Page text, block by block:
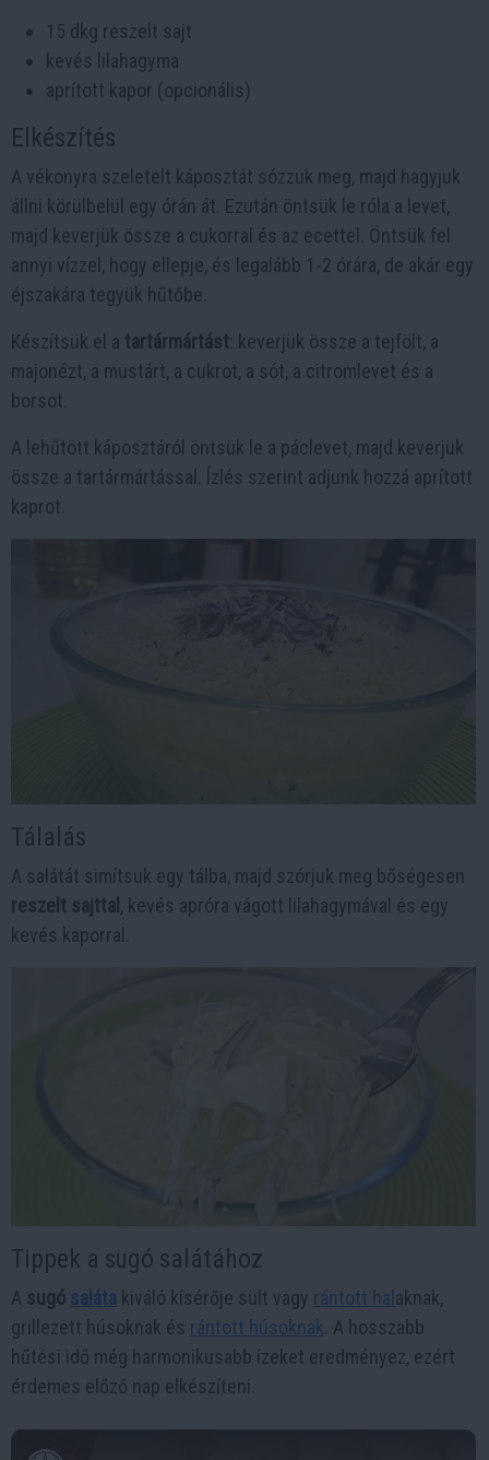
15 dkg reszelt sajt
kevés lilahagyma
aprított kapor (opcionális)
Elkészítés
A vékonyra szeletelt káposztát sózzuk meg, majd hagyjuk
állni körülbelül egy órán át. Ezután öntsük le róla a levet,
majd keverjük össze a cukorral és az ecettel. Öntsük fel
annyi vízzel, hogy ellepje, és legalább 1-2 órára, de akár egy
éjszakára tegyük hűtőbe.
Készítsük el a tartármártást : keverjük össze a tejfölt, a
majonézt, a mustárt, a cukrot, a sót, a citromlevet és a
borsot.
A lehűtött káposztáról öntsük le a páclevet, majd keverjük
össze a tartármártással. Ízlés szerint adjunk hozzá aprított
kaprot.
Tálalás
A salátát simítsuk egy tálba, majd szórjuk meg bőségesen
reszelt sajttal , kevés apróra vágott lilahagymával és egy
kevés kaporral.
Tippek a sugó salátához
A sugó saláta kiváló kísérője sült vagy rántott hal aknak,
grillezett húsoknak és rántott húsoknak . A hosszabb
hűtési idő még harmonikusabb ízeket eredményez, ezért
érdemes előző nap elkészíteni.